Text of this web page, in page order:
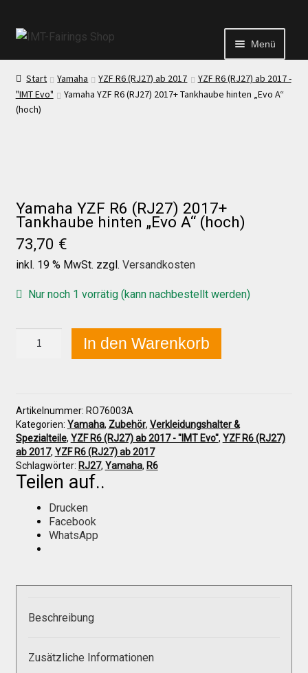
Menü
Start
News
News
Händlerkonditionen
Marken
Sitzpolster und erhöhte Sitzpolster
Galerie
Warenkorb
Start Yamaha YZF R6 (RJ27) ab 2017
YZF R6 (RJ27) ab 2017 -
"IMT Evo"
Yamaha YZF R6 (RJ27) 2017+ Tankhaube hinten „Evo A“
(hoch)
Yamaha YZF R6 (RJ27) 2017+
Tankhaube hinten „Evo A“ (hoch)
73,70 €
inkl. 19 % MwSt. zzgl. Versandkosten
Nur noch 1 vorrätig (kann nachbestellt werden)
hinten
"Evo
A"
(hoch)
Menge
In den Warenkorb
Artikelnummer: RO76003A
Kategorien: Yamaha, Zubehör, Verkleidungshalter &
Spezialteile, YZF R6 (RJ27) ab 2017 - "IMT Evo", YZF R6 (RJ27)
ab 2017, YZF R6 (RJ27) ab 2017
Schlagwörter: RJ27, Yamaha, R6
Teilen auf..
Drucken
Facebook
WhatsApp
Beschreibung
Zusätzliche Informationen